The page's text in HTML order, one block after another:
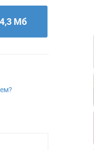
Мб